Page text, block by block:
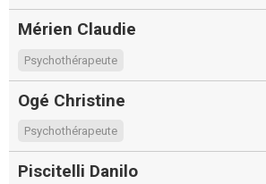
Mérien Claudie
Psychothérapeute
Ogé Christine
Psychothérapeute
Piscitelli Danilo